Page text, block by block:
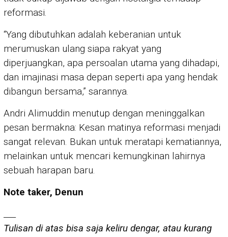
reformasi.
“Yang dibutuhkan adalah keberanian untuk
merumuskan ulang siapa rakyat yang
diperjuangkan, apa persoalan utama yang dihadapi,
dan imajinasi masa depan seperti apa yang hendak
dibangun bersama,” sarannya.
Andri Alimuddin menutup dengan meninggalkan
pesan bermakna: Kesan matinya reformasi menjadi
sangat relevan. Bukan untuk meratapi kematiannya,
melainkan untuk mencari kemungkinan lahirnya
sebuah harapan baru.
Note taker, Denun
Tulisan di atas bisa saja keliru dengar, atau kurang